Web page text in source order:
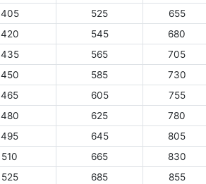
405 525
655
420 545
680
435 565
705
450 585
730
465 605
755
480 625
780
495 645
805
510 665
830
525 685
855